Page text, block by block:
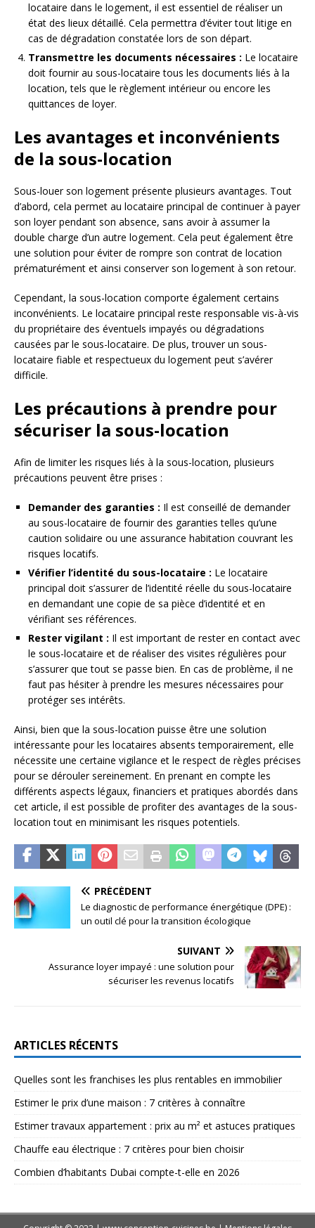
locataire dans le logement, il est essentiel de réaliser un
état des lieux détaillé. Cela permettra d’éviter tout litige en
cas de dégradation constatée lors de son départ.
Transmettre les documents nécessaires : Le locataire
doit fournir au sous-locataire tous les documents liés à la
location, tels que le règlement intérieur ou encore les
quittances de loyer.
Les avantages et inconvénients
de la sous-location
Sous-louer son logement présente plusieurs avantages. Tout
d’abord, cela permet au locataire principal de continuer à payer
son loyer pendant son absence, sans avoir à assumer la
double charge d’un autre logement. Cela peut également être
une solution pour éviter de rompre son contrat de location
prématurément et ainsi conserver son logement à son retour.
Cependant, la sous-location comporte également certains
inconvénients. Le locataire principal reste responsable vis-à-vis
du propriétaire des éventuels impayés ou dégradations
causées par le sous-locataire. De plus, trouver un sous-
locataire fiable et respectueux du logement peut s’avérer
difficile.
Les précautions à prendre pour
sécuriser la sous-location
Afin de limiter les risques liés à la sous-location, plusieurs
précautions peuvent être prises :
Demander des garanties : Il est conseillé de demander
au sous-locataire de fournir des garanties telles qu’une
caution solidaire ou une assurance habitation couvrant les
risques locatifs.
Vérifier l’identité du sous-locataire : Le locataire
principal doit s’assurer de l’identité réelle du sous-locataire
en demandant une copie de sa pièce d’identité et en
vérifiant ses références.
Rester vigilant : Il est important de rester en contact avec
le sous-locataire et de réaliser des visites régulières pour
s’assurer que tout se passe bien. En cas de problème, il ne
faut pas hésiter à prendre les mesures nécessaires pour
protéger ses intérêts.
Ainsi, bien que la sous-location puisse être une solution
intéressante pour les locataires absents temporairement, elle
nécessite une certaine vigilance et le respect de règles précises
pour se dérouler sereinement. En prenant en compte les
différents aspects légaux, financiers et pratiques abordés dans
cet article, il est possible de profiter des avantages de la sous-
location tout en minimisant les risques potentiels.
PRÉCÉDENT
Le diagnostic de performance énergétique (DPE) :
un outil clé pour la transition écologique
SUIVANT
Assurance loyer impayé : une solution pour
sécuriser les revenus locatifs
ARTICLES RÉCENTS
Quelles sont les franchises les plus rentables en immobilier
Estimer le prix d’une maison : 7 critères à connaître
Estimer travaux appartement : prix au m² et astuces pratiques
Chauffe eau électrique : 7 critères pour bien choisir
Combien d’habitants Dubai compte-t-elle en 2026